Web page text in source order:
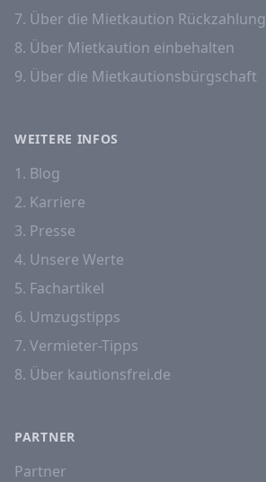
7. Über die Mietkaution Rückzahlung
8. Über Mietkaution einbehalten
9. Über die Mietkautionsbürgschaft
WEITERE INFOS
1. Blog
2. Karriere
3. Presse
4. Unsere Werte
5. Fachartikel
6. Umzugstipps
7. Vermieter-Tipps
8. Über kautionsfrei.de
PARTNER
Partner